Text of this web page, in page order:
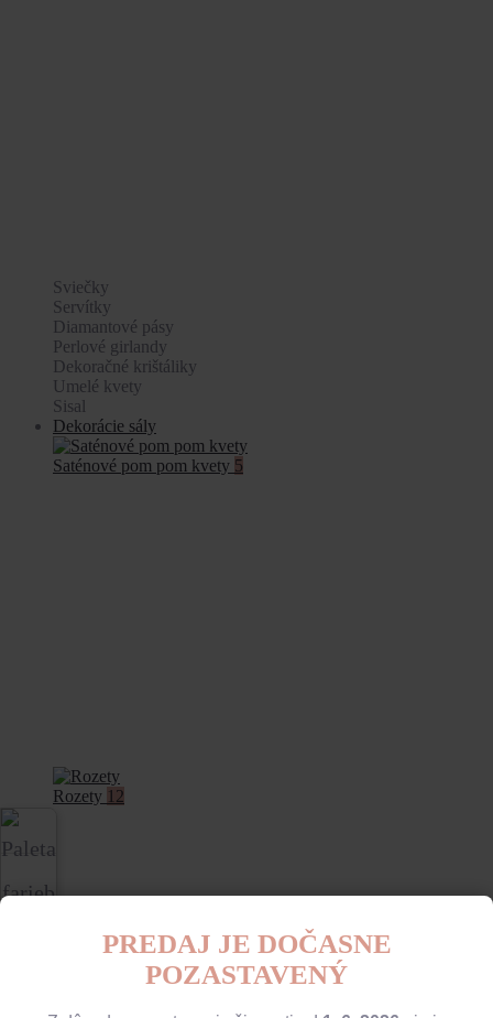
Sviečky
Servítky
Diamantové pásy
Perlové girlandy
Dekoračné krištáliky
Umelé kvety
Sisal
Dekorácie sály
Saténové pom pom kvety 5
Rozety 12
PREDAJ JE DOČASNE
POZASTAVENÝ